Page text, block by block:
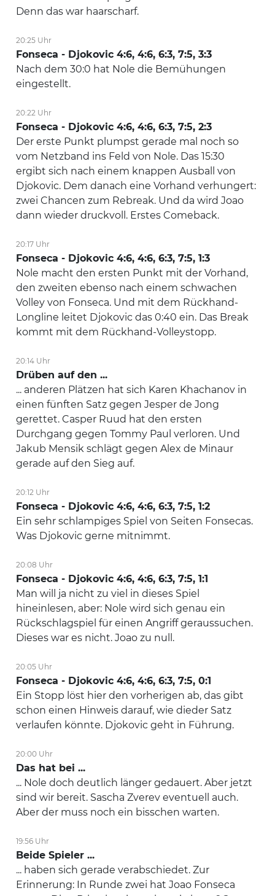
Denn das war haarscharf.
20:25 Uhr
Fonseca - Djokovic 4:6, 4:6, 6:3, 7:5, 3:3
Nach dem 30:0 hat Nole die Bemühungen
eingestellt.
20:22 Uhr
Fonseca - Djokovic 4:6, 4:6, 6:3, 7:5, 2:3
Der erste Punkt plumpst gerade mal noch so
vom Netzband ins Feld von Nole. Das 15:30
ergibt sich nach einem knappen Ausball von
Djokovic. Dem danach eine Vorhand verhungert:
zwei Chancen zum Rebreak. Und da wird Joao
dann wieder druckvoll. Erstes Comeback.
20:17 Uhr
Fonseca - Djokovic 4:6, 4:6, 6:3, 7:5, 1:3
Nole macht den ersten Punkt mit der Vorhand,
den zweiten ebenso nach einem schwachen
Volley von Fonseca. Und mit dem Rückhand-
Longline leitet Djokovic das 0:40 ein. Das Break
kommt mit dem Rückhand-Volleystopp.
20:14 Uhr
Drüben auf den ...
... anderen Plätzen hat sich Karen Khachanov in
einen fünften Satz gegen Jesper de Jong
gerettet. Casper Ruud hat den ersten
Durchgang gegen Tommy Paul verloren. Und
Jakub Mensik schlägt gegen Alex de Minaur
gerade auf den Sieg auf.
20:12 Uhr
Fonseca - Djokovic 4:6, 4:6, 6:3, 7:5, 1:2
Ein sehr schlampiges Spiel von Seiten Fonsecas.
Was Djokovic gerne mitnimmt.
20:08 Uhr
Fonseca - Djokovic 4:6, 4:6, 6:3, 7:5, 1:1
Man will ja nicht zu viel in dieses Spiel
hineinlesen, aber: Nole wird sich genau ein
Rückschlagspiel für einen Angriff geraussuchen.
Dieses war es nicht. Joao zu null.
20:05 Uhr
Fonseca - Djokovic 4:6, 4:6, 6:3, 7:5, 0:1
Ein Stopp löst hier den vorherigen ab, das gibt
schon einen Hinweis darauf, wie dieder Satz
verlaufen könnte. Djokovic geht in Führung.
20:00 Uhr
Das hat bei ...
... Nole doch deutlich länger gedauert. Aber jetzt
sind wir bereit. Sascha Zverev eventuell auch.
Aber der muss noch ein bisschen warten.
19:56 Uhr
Beide Spieler ...
... haben sich gerade verabschiedet. Zur
Erinnerung: In Runde zwei hat Joao Fonseca